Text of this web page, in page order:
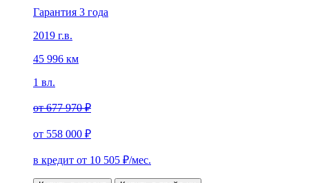
Гарантия 3 года
2019 г.в.
45 996 км
1 вл.
от677 970 ₽
от 558 000 ₽
в кредит от 10 505 ₽/мес.